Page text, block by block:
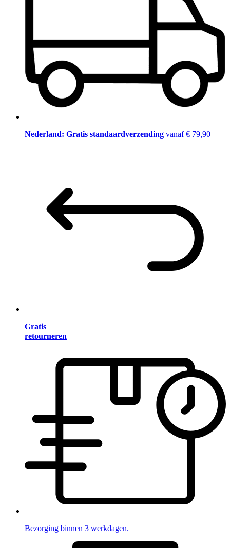
Nederland: Gratis standaardverzending vanaf € 79,90
Gratis
retourneren
Bezorging binnen 3 werkdagen.